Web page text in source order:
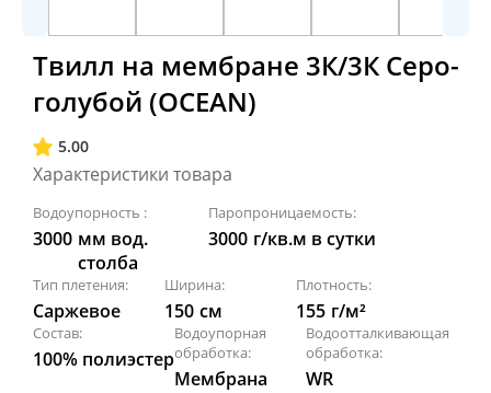
Твилл на мембране 3К/3К Серо-
голубой (OCEAN)
5.00
Характеристики товара
Водоупорность :
3000 мм вод.
столба
Паропроницаемость:
3000 г/кв.м в сутки
Тип плетения:
Саржевое
Ширина:
150 см
Плотность:
155 г/м²
Состав:
100% полиэстер
Водоупорная
обработка:
Мембрана
Водоотталкивающая
обработка:
WR